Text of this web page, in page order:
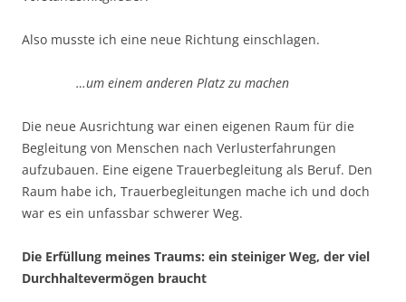
Also musste ich eine neue Richtung einschlagen.
…um einem anderen Platz zu machen
Die neue Ausrichtung war einen eigenen Raum für die
Begleitung von Menschen nach Verlusterfahrungen
aufzubauen. Eine eigene Trauerbegleitung als Beruf. Den
Raum habe ich, Trauerbegleitungen mache ich und doch
war es ein unfassbar schwerer Weg.
Die Erfüllung meines Traums: ein steiniger Weg, der viel
Durchhaltevermögen braucht